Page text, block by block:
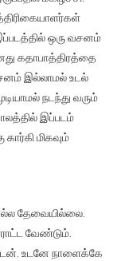
ஒரு வசனம்
கதாபாத்திரத்தை
இல்லாமல் உடல்
நடந்து வரும்
இப்படம்
மிகவும்
தேவையில்லை.
வேண்டும்.
உடனே நாளைக்கே